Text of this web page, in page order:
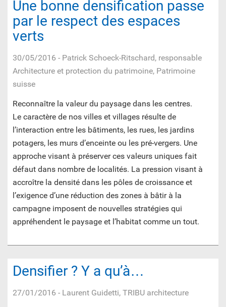
Une bonne densification passe
par le respect des espaces
verts
30/05/2016 - Patrick Schoeck-Ritschard, responsable
Architecture et protection du patrimoine, Patrimoine
suisse
Reconnaître la valeur du paysage dans les centres.
Le caractère de nos villes et villages résulte de
l’interaction entre les bâtiments, les rues, les jardins
potagers, les murs d’enceinte ou les pré-vergers. Une
approche visant à préserver ces valeurs uniques fait
défaut dans nombre de localités. La pression visant à
accroître la densité dans les pôles de croissance et
l’exigence d’une réduction des zones à bâtir à la
campagne imposent de nouvelles stratégies qui
appréhendent le paysage et l’habitat comme un tout.
Densifier ? Y a qu’à…
27/01/2016 - Laurent Guidetti, TRIBU architecture